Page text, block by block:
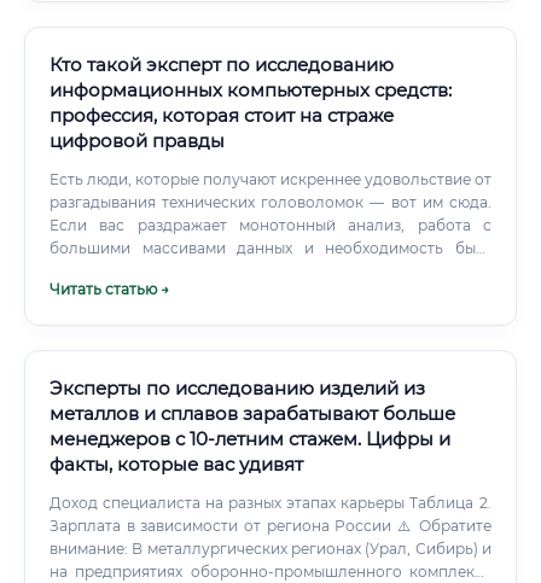
Кто такой эксперт по исследованию
информационных компьютерных средств:
профессия, которая стоит на страже
цифровой правды
Есть люди, которые получают искреннее удовольствие от
разгадывания технических головоломок — вот им сюда.
Если вас раздражает монотонный анализ, работа с
большими массивами данных и необходимость быть
дважды.
Читать статью →
Эксперты по исследованию изделий из
металлов и сплавов зарабатывают больше
менеджеров с 10-летним стажем. Цифры и
факты, которые вас удивят
Доход специалиста на разных этапах карьеры Таблица 2.
Зарплата в зависимости от региона России ⚠️ Обратите
внимание: В металлургических регионах (Урал, Сибирь) и
на предприятиях оборонно-промышленного комплекса